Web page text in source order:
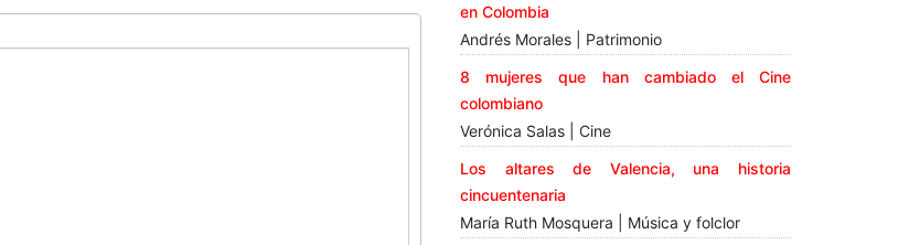
en Colombia
Andrés Morales | Patrimonio
8 mujeres que han cambiado el Cine
colombiano
Verónica Salas | Cine
Los altares de Valencia, una historia
cincuentenaria
María Ruth Mosquera | Música y folclor